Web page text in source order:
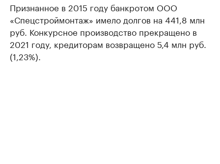
Признанное в 2015 году банкротом ООО
«Спецстроймонтаж» имело долгов на 441,8 млн
руб. Конкурсное производство прекращено в
2021 году, кредиторам возвращено 5,4 млн руб.
(1,23%).